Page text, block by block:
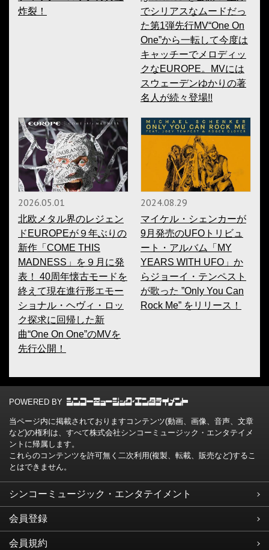
炸裂！
でシリアスなムードだっ
た第1弾先行MV“One On
One”から一転して今度は
キャッチーでメロディッ
クなEUROPE。MVには
スウェーデンゆかりの著
名人が続々登場!!
2026.05.01
北欧メタル界のレジェン
ドEUROPEが９年ぶりの
新作「COME THIS
MADNESS」を９月に発
表！ 40周年懐古モードを
終えて現在進行形エモー
ショナル・ヘヴィ・ロッ
ク探求に回帰した新
曲“One On One”のMVを
先行公開！
2024.08.29
マイケル・シェンカーが
9月発売のUFOトリビュ
ート・アルバム「MY
YEARS WITH UFO」か
らジョーイ・テンペスト
が歌った ”Only You Can
Rock Me” をリリース！
POWERED BY
当ページ内に掲載されておりますコンテンツ(動画、画像、音声、文章
など)の権利は、すべて株式会社シンコーミュージック・エンタテイメ
ントに帰属します。
これらのコンテンツを許可無く二次利用(複製、転載、販売など)するこ
とはできません。
シンコーミュージック・エンタテイメント
会員登録
会員規約